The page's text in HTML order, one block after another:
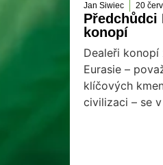
Jan Siwiec 20
Předchůdci
konopí
Dealeři konopí
Eurasie –
klíčových
civilizaci – se